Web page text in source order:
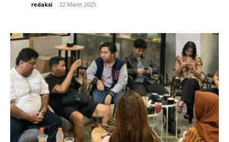
redaksi - 22 Maret 2025